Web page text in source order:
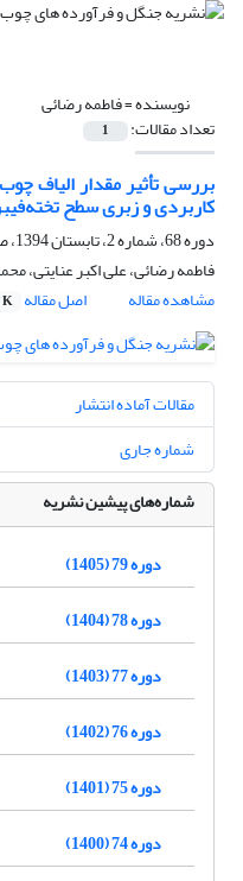
نویسنده =فاطمه رضائی
تعداد مقالات: 1
بررسی تأثیر مقدار الیاف
کاربردی و زبری سطح
دوره 68، شماره 2، تابستان 1394، صفحه
فاطمه رضائی، علی اکبر عنایتی،
مشاهده مقاله
اصل مقاله K
مقالات آماده انتشار
شماره جاری
شماره‌های پیشین نشریه
دوره 79 (1405)
دوره 78 (1404)
دوره 77 (1403)
دوره 76 (1402)
دوره 75 (1401)
دوره 74 (1400)